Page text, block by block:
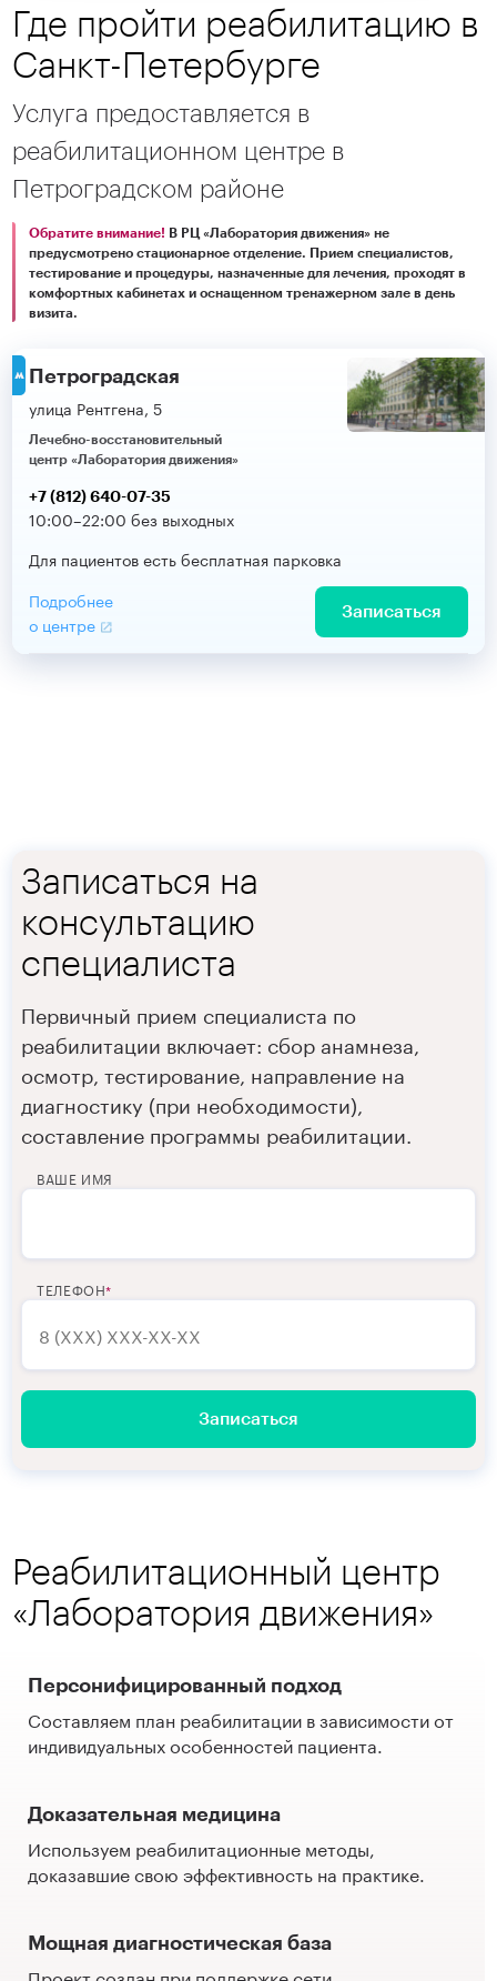
Где пройти реабилитацию в
Санкт-Петербурге
Услуга предоставляется в
реабилитационном центре в
Петроградском районе
Обратите внимание! В РЦ «Лаборатория движения» не
предусмотрено стационарное отделение. Прием специалистов,
тестирование и процедуры, назначенные для лечения, проходят в
комфортных кабинетах и оснащенном тренажерном зале в день
визита.
Петроградская
улица Рентгена, 5
Лечебно-восстановительный
центр «Лаборатория движения»
+7 (812) 640-07-35
10:00–22:00 без выходных
Для пациентов есть бесплатная парковка
Подробнее
о центре
Записаться
Записаться на
консультацию
специалиста
Первичный прием специалиста по
реабилитации включает: сбор анамнеза,
осмотр, тестирование, направление на
диагностику (при необходимости),
составление программы реабилитации.
ВАШЕ ИМЯ
ТЕЛЕФОН
Записаться
Реабилитационный центр
«Лаборатория движения»
Персонифицированный подход
Составляем план реабилитации в зависимости от
индивидуальных особенностей пациента.
Доказательная медицина
Используем реабилитационные методы,
доказавшие свою эффективность на практике.
Мощная диагностическая база